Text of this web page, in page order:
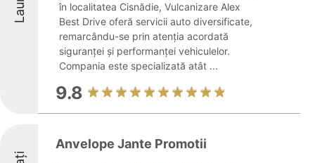
în localitatea Cisnădie, Vulcanizare Alex
Best Drive oferă servicii auto diversificate,
remarcându-se prin atenția acordată
siguranței și performanței vehiculelor.
Compania este specializată atât ...
9.8
Anvelope Jante Promotii